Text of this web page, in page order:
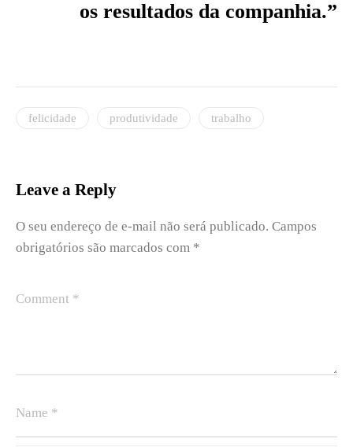
os resultados da companhia.”
felicidade produtividade trabalho
Leave a Reply
O seu endereço de e-mail não será publicado. Campos
obrigatórios são marcados com *